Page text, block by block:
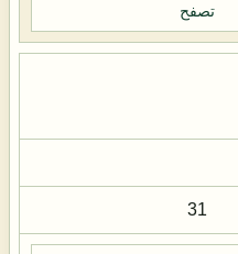
تصفح
31